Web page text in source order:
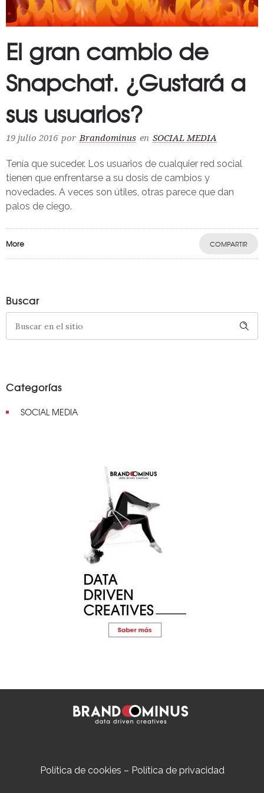
El gran cambio de
Snapchat. ¿Gustará a
sus usuarios?
19 julio 2016 por Brandominus en SOCIAL MEDIA
Tenía que suceder. Los usuarios de cualquier red social
tienen que enfrentarse a su dosis de cambios y
novedades. A veces son útiles, otras parece que dan
palos de ciego.
More COMPARTIR
Buscar
Categorías
SOCIAL MEDIA
Política de cookies – Política de privacidad